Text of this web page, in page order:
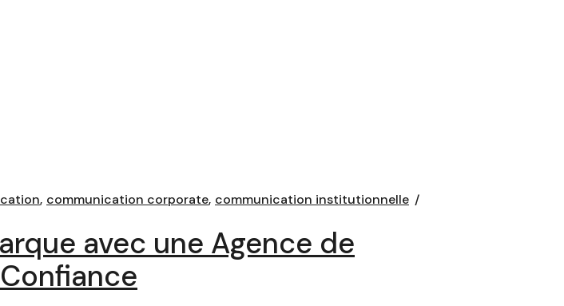
communication corporate communication institutionnelle
avec une Agence de